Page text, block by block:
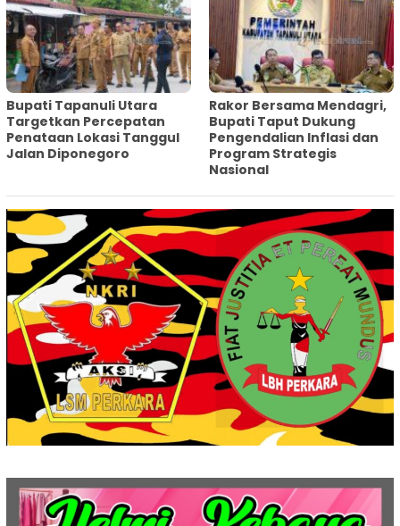
‎Bupati Tapanuli Utara
Targetkan Percepatan
Penataan Lokasi Tanggul
Jalan Diponegoro
Rakor Bersama Mendagri,
Bupati Taput Dukung
Pengendalian Inflasi dan
Program Strategis
Nasional‎